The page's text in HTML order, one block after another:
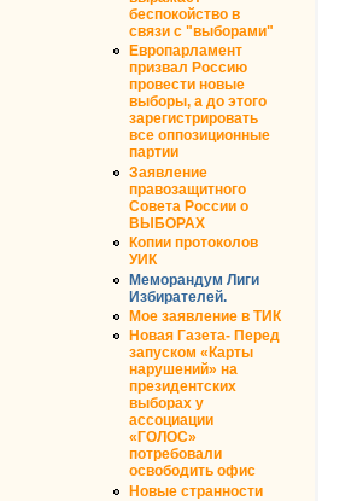
беспокойство в
связи с "выборами"
Европарламент
призвал Россию
провести новые
выборы, а до этого
зарегистрировать
все оппозиционные
партии
Заявление
правозащитного
Совета России о
ВЫБОРАХ
Копии протоколов
УИК
Меморандум Лиги
Избирателей.
Мое заявление в ТИК
Новая Газета- Перед
запуском «Карты
нарушений» на
президентских
выборах у
ассоциации
«ГОЛОС»
потребовали
освободить офис
Новые странности